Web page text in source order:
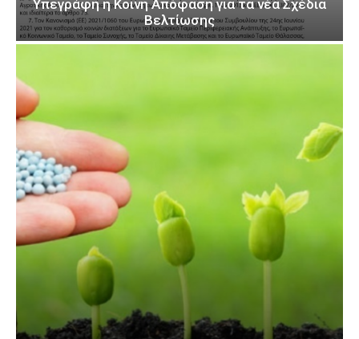
Υπεγράφη η Κοινή Απόφαση για τα νέα Σχέδια
Βελτίωσης